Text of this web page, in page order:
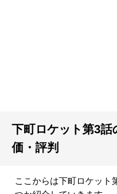
下町ロケット第3話
価・評判
ここからは下町ロケット